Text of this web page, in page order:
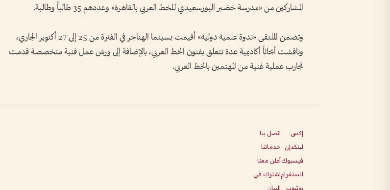
المشاركين من «مدرسة خضير البورسعيدي للخط العربي بالقاهرة» وعددهم 35 طالباً وطالبة.
وتضمن الملتقى «ندوة علمية دولية» أقيمت بسينما الهناجر في الفترة من 25 إلى 27 أكتوبر الجاري،
وناقشت أبحاثاً أكاديمية عدة تتعلق بفنون الخط العربي، بالإضافة إلى ورش عمل فنية متخصصة قدمت
تجارب عملية غنية من المهتمين بالخط العربي.
إكس
لينكدإن
فيسبوك
انستغرام
يوتيوب
اتصل بنا
خدماتنا
أعلن معنا
اشترك في
البيان